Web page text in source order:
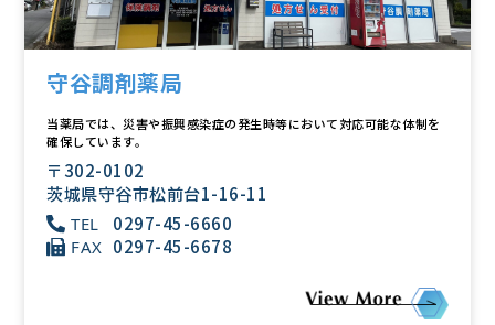
守谷調剤薬局
当薬局では、災害や振興感染症の発生時等において対応可能な体制を
確保しています。
〒302-0102
茨城県守谷市松前台1-16-11
TEL 0297-45-6660
FAX 0297-45-6678